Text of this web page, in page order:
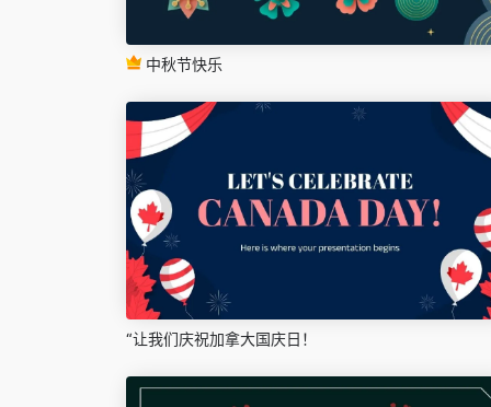
中秋节快乐
“让我们庆祝加拿大国庆日！